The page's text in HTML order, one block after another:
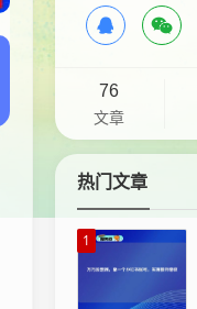
76
文章
热门文章
1